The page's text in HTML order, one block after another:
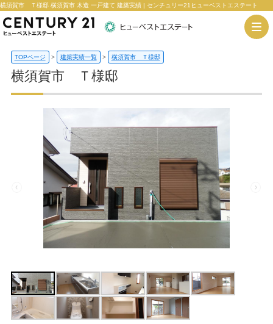
横須賀市 Ｔ様邸 横須賀市 木造 一戸建て 建築実績 | センチュリー21ヒューベストエステート
TOPページ > 建築実績一覧 > 横須賀市 Ｔ様邸
横須賀市 Ｔ様邸